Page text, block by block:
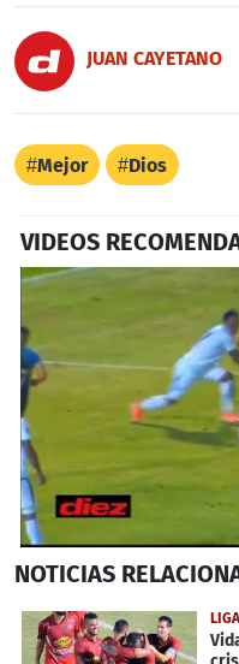
JUAN CAYETANO
Mejor Dios
VIDEOS
seconds
3
minutes,
16
NOTICIAS